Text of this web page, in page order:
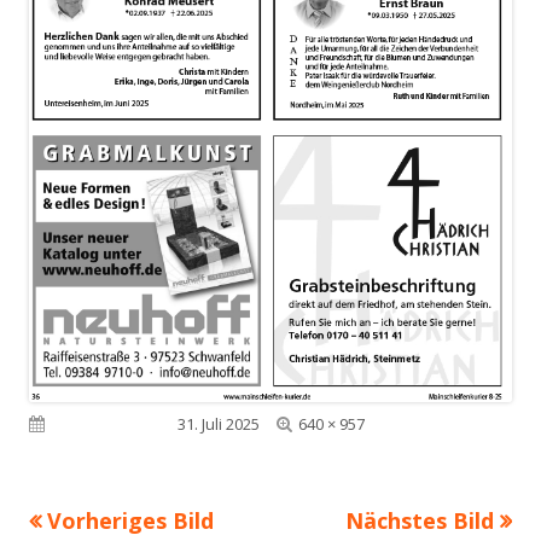
Veröffentlicht am31. Juli 2025
Volle
640 × 957
Vorheriges Bild Nächstes Bild